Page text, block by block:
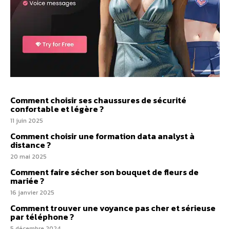
Comment choisir ses chaussures de sécurité
confortable et légère ?
11 juin 2025
Comment choisir une formation data analyst à
distance ?
20 mai 2025
Comment faire sécher son bouquet de fleurs de
mariée ?
16 janvier 2025
Comment trouver une voyance pas cher et sérieuse
par téléphone ?